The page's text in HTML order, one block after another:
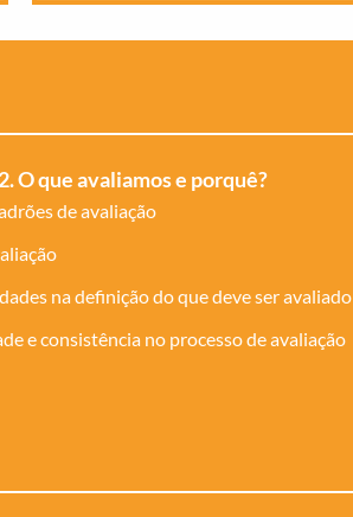
2. O que avaliamos e porquê?
de avaliação
na definição do que deve ser avaliado
e consistência no processo de avaliação